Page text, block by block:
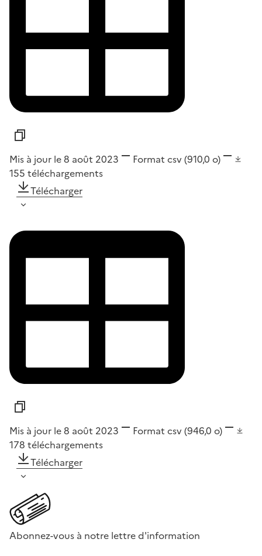
Mis à jour le 8 août 2023 Format csv(910,0 o)
155 téléchargements
Télécharger
Mis à jour le 8 août 2023 Format csv(946,0 o)
178 téléchargements
Télécharger
Abonnez-vous à notre lettre d'information